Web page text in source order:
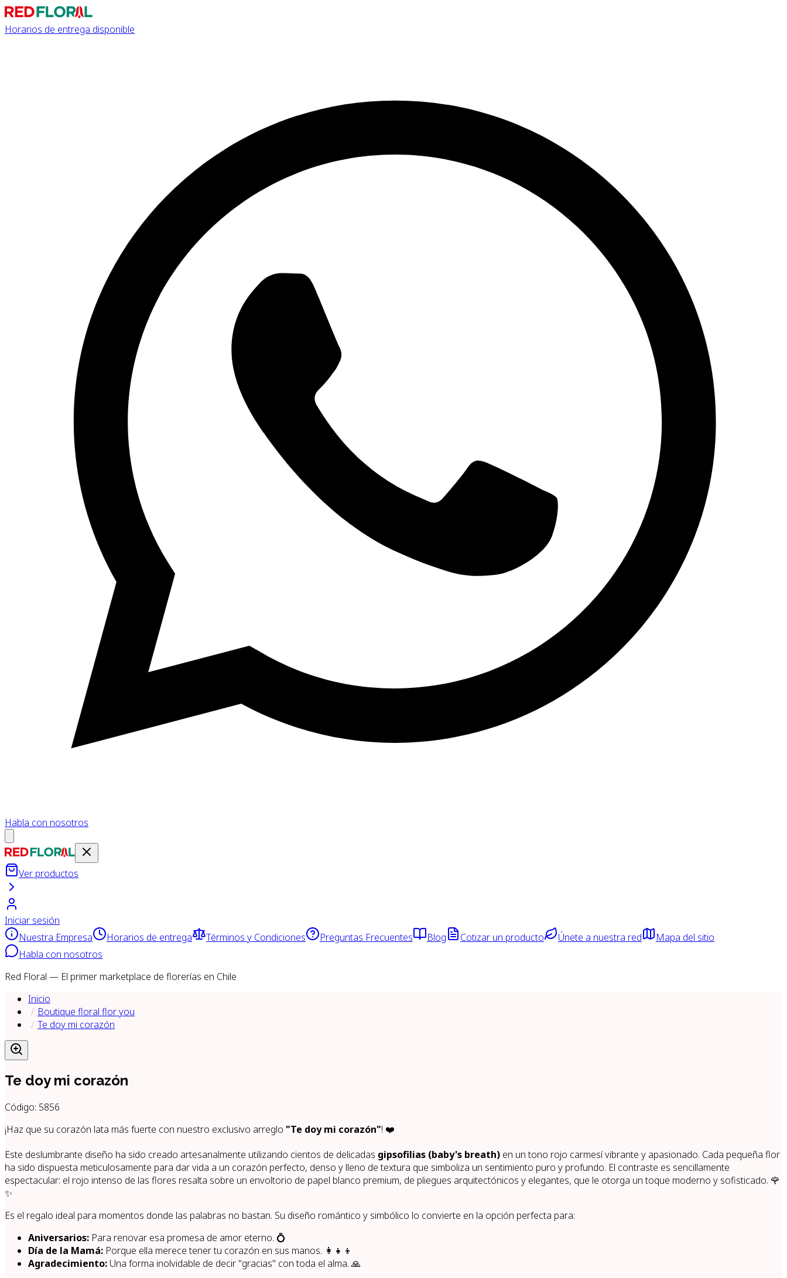
Horarios de entrega disponible
Habla con nosotros
Ver productos
Iniciar sesión
Nuestra Empresa
Horarios de entrega Términos y Condiciones Preguntas Frecuentes Blog Cotizar un producto Únete a nuestra red
Mapa del sitio
Habla con nosotros
Red Floral — El primer marketplace de florerías en Chile
Inicio
Boutique floral flor you
Te doy mi corazón
Te doy mi corazón
Código: 5856
¡Haz que su corazón lata más fuerte con nuestro exclusivo arreglo "Te doy mi corazón"! ❤️
Este deslumbrante diseño ha sido creado artesanalmente utilizando cientos de delicadas gipsofilias (baby's breath) en un tono rojo carmesí vibrante y apasionado. Cada pequeña flor
ha sido dispuesta meticulosamente para dar vida a un corazón perfecto, denso y lleno de textura que simboliza un sentimiento puro y profundo. El contraste es sencillamente
espectacular: el rojo intenso de las flores resalta sobre un envoltorio de papel blanco premium, de pliegues arquitectónicos y elegantes, que le otorga un toque moderno y sofisticado. 🌹
✨
Es el regalo ideal para momentos donde las palabras no bastan. Su diseño romántico y simbólico lo convierte en la opción perfecta para:
Aniversarios: Para renovar esa promesa de amor eterno. 💍
Día de la Mamá: Porque ella merece tener tu corazón en sus manos. 👩‍👧‍👦
Agradecimiento: Una forma inolvidable de decir "gracias" con toda el alma. 🙏